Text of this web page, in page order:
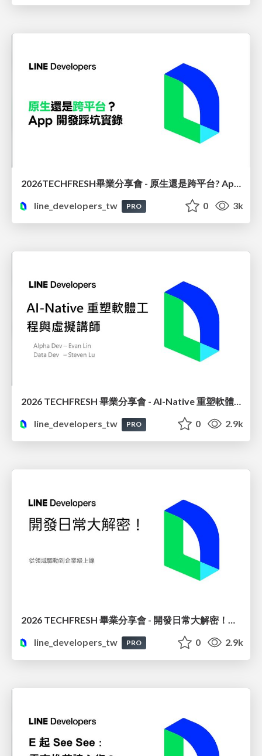
2026TECHFRESH畢業分享會 - 原生還是跨平台? App 開發踩坑實錄
line_developers_tw
PRO 0 3k
2026 TECHFRESH 畢業分享會 - AI-Native 重塑軟體工程與虛擬講師
line_developers_tw
PRO 0 2.9k
2026 TECHFRESH 畢業分享會 - 開發日常大解密！從領域驅動到企業級上線
line_developers_tw
PRO 0 2.9k